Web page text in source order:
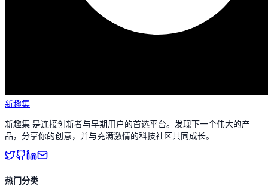
新趣集
新趣集 是连接创新者与早期用户的首选平台。发现下一个伟大的产
品，分享你的创意，并与充满激情的科技社区共同成长。
热门分类